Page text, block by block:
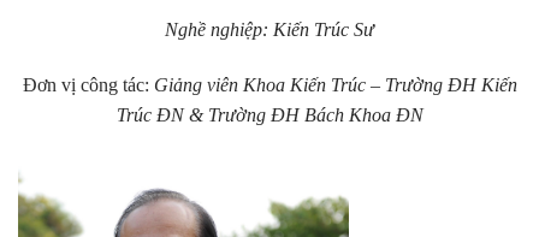
Nghề nghiệp: Kiến Trúc Sư
Đơn vị công tác: Giảng viên Khoa Kiến Trúc – Trường ĐH Kiến
Trúc ĐN & Trường ĐH Bách Khoa ĐN